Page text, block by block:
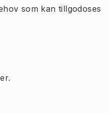
som kan tillgodoses